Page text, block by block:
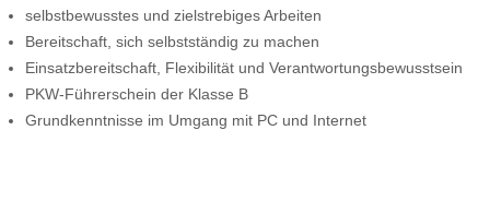
selbstbewusstes und zielstrebiges Arbeiten
Bereitschaft, sich selbstständig zu machen
Einsatzbereitschaft, Flexibilität und Verantwortungsbewusstsein
PKW-Führerschein der Klasse B
Grundkenntnisse im Umgang mit PC und Internet